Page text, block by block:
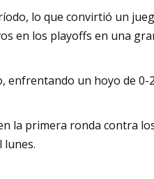
lo que convirtió un
en los playoffs en una
enfrentando un hoyo de
la primera ronda contra
lunes.